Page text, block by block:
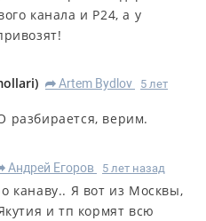
канала и Р24, а у
) R Artem Bydlov
5 лет
разбирается, верим.
Андрей Егоров 5 лет назад
канаву.. Я вот из Москвы,
и тп кормят всю